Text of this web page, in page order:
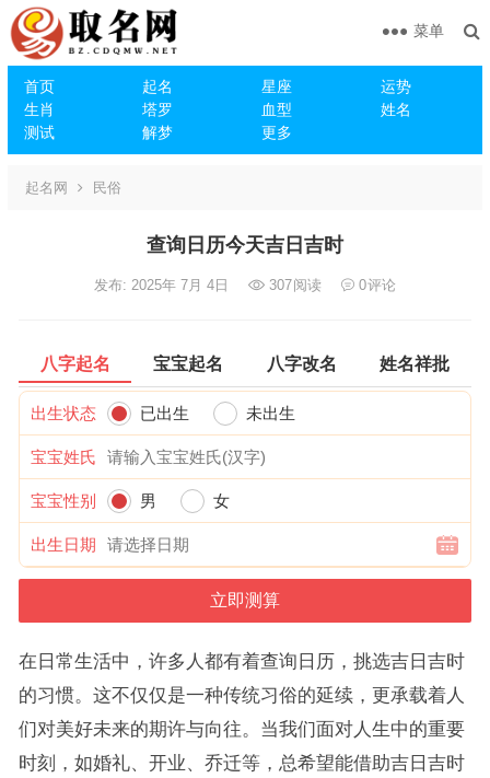
首页 起名 星座
运势
生肖
塔罗 血型
姓名
测试
解梦 更多
菜单
起名网 民俗
查询日历今天吉日吉时
发布: 2025年 7月 4日 307阅读 0评论
八字起名 宝宝起名 八字改名 姓名祥批
出生状态 已出生 未出生
宝宝姓氏
宝宝性别 男 女
出生日期
在日常生活中，许多人都有着查询日历，挑选吉日吉时
的习惯。这不仅仅是一种传统习俗的延续，更承载着人
们对美好未来的期许与向往。当我们面对人生中的重要
时刻，如婚礼、开业、乔迁等，总希望能借助吉日吉时